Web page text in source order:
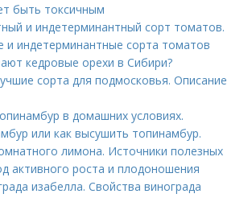
быть токсичным
и индетерминантный сорт томатов.
и индетерминантные сорта томатов
кедровые орехи в Сибири?
сорта для подмосковья. Описание
в домашних условиях.
или как высушить топинамбур.
лимона. Источники полезных
активного роста и плодоношения
изабелла. Свойства винограда